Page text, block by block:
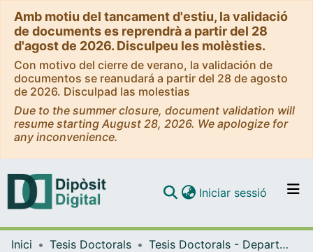
Amb motiu del tancament d'estiu, la validació
de documents es reprendrà a partir del 28
d'agost de 2026. Disculpeu les molèsties.
Con motivo del cierre de verano, la validación de
documentos se reanudará a partir del 28 de agosto
de 2026. Disculpad las molestias
Due to the summer closure, document validation will
resume starting August 28, 2026. We apologize for
any inconvenience.
Navega per tot el DD
Iniciar sessió (current)
Inici Tesis Doctorals
Tesis Doctorals - Departament - Filologia Catalana i Lingüística General